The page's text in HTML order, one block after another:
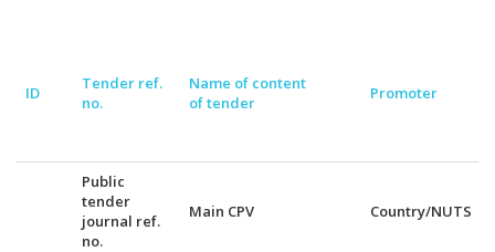
ID
Tender ref.
no.
Name of content
of tender
Promoter
Public
tender
journal ref.
no.
Main CPV Country/NUTS